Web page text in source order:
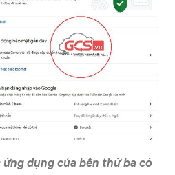
ứng dụng của bên thứ ba có